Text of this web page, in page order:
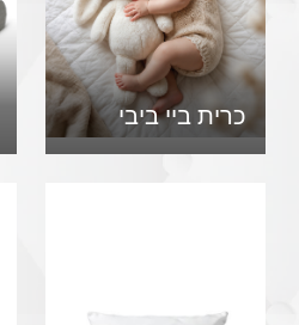
כרית ביי ביבי